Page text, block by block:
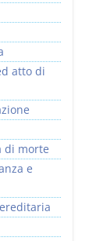
atto di
di morte
e